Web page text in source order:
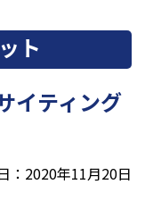
ト
イティング
：2020年11月20日